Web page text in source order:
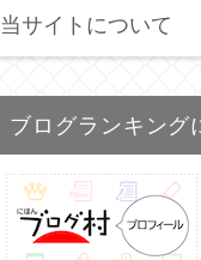
当サイトについて
ブログランキング